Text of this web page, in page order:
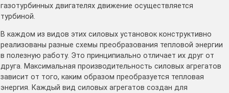
газотурбинных двигателях движение осуществляется
турбиной.
В каждом из видов этих силовых установок конструктивно
реализованы разные схемы преобразования тепловой энергии
в полезную работу. Это принципиально отличает их друг от
друга. Максимальная производительность силовых агрегатов
зависит от того, каким образом преобразуется тепловая
энергия. Каждый вид силовых агрегатов создан для